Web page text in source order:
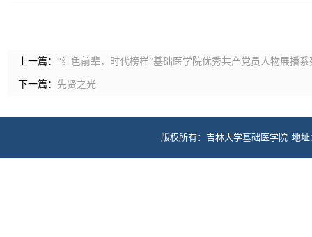
上一篇： “红色前辈，时代榜样”基础医学院优秀共产党员人物展播
下一篇： 先贤之光
版权所有：吉林大学基础医学院 地